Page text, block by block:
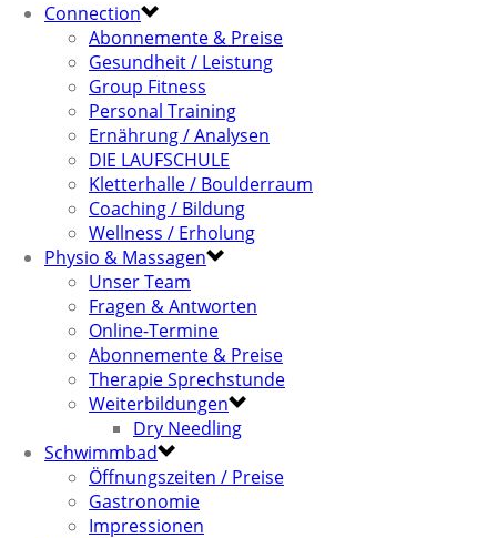
Connection
Abonnemente & Preise
Gesundheit / Leistung
Group Fitness
Personal Training
Ernährung / Analysen
DIE LAUFSCHULE
Kletterhalle / Boulderraum
Coaching / Bildung
Wellness / Erholung
Physio & Massagen
Unser Team
Fragen & Antworten
Online-Termine
Abonnemente & Preise
Therapie Sprechstunde
Weiterbildungen
Dry Needling
Schwimmbad
Öffnungszeiten / Preise
Gastronomie
Impressionen